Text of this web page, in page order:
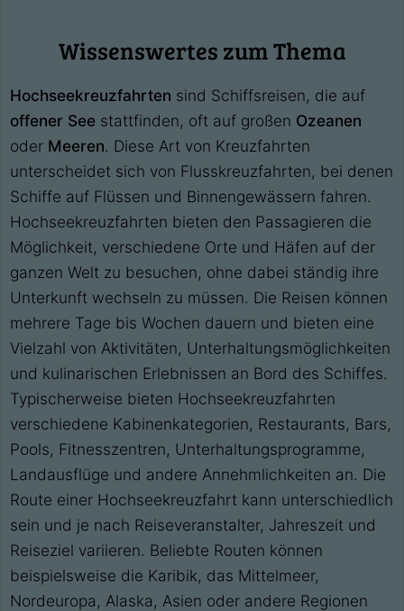
Wissenswertes zum Thema
Hochseekreuzfahrten sind Schiffsreisen, die auf
offener See stattfinden, oft auf großen Ozeanen
oder Meeren. Diese Art von Kreuzfahrten
unterscheidet sich von Flusskreuzfahrten, bei denen
Schiffe auf Flüssen und Binnengewässern fahren.
Hochseekreuzfahrten bieten den Passagieren die
Möglichkeit, verschiedene Orte und Häfen auf der
ganzen Welt zu besuchen, ohne dabei ständig ihre
Unterkunft wechseln zu müssen. Die Reisen können
mehrere Tage bis Wochen dauern und bieten eine
Vielzahl von Aktivitäten, Unterhaltungsmöglichkeiten
und kulinarischen Erlebnissen an Bord des Schiffes.
Typischerweise bieten Hochseekreuzfahrten
verschiedene Kabinenkategorien, Restaurants, Bars,
Pools, Fitnesszentren, Unterhaltungsprogramme,
Landausflüge und andere Annehmlichkeiten an. Die
Route einer Hochseekreuzfahrt kann unterschiedlich
sein und je nach Reiseveranstalter, Jahreszeit und
Reiseziel variieren. Beliebte Routen können
beispielsweise die Karibik, das Mittelmeer,
Nordeuropa, Alaska, Asien oder andere Regionen